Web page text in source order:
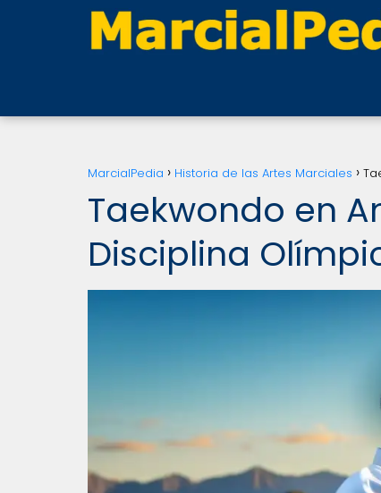
MarcialPedia Historia de las Artes Marciales
Taekwondo en
Disciplina